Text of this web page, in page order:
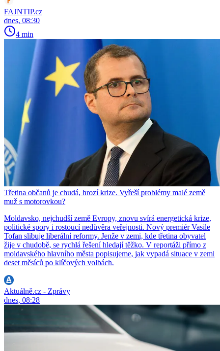
FAJNTIP.cz
dnes, 08:30
4 min
Třetina občanů je chudá, hrozí krize. Vyřeší problémy malé země
muž s motorovkou?
Moldavsko, nejchudší země Evropy, znovu svírá energetická krize,
politické spory i rostoucí nedůvěra veřejnosti. Nový premiér Vasile
Tofan slibuje liberální reformy. Jenže v zemi, kde třetina obyvatel
žije v chudobě, se rychlá řešení hledají těžko. V reportáži přímo z
moldavského hlavního města popisujeme, jak vypadá situace v zemi
deset měsíců po klíčových volbách.
Aktuálně.cz - Zprávy
dnes, 08:28